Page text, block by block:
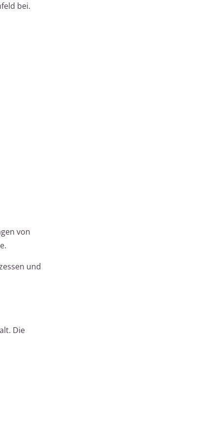
bei.
von
und
Die